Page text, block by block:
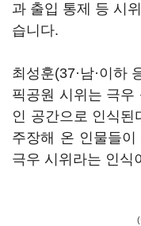
과 출입 통제 등 시
습니다.
최성훈(37·남·이하
픽공원 시위는 극우
인 공간으로 인식된
주장해 온 인물들
극우 시위라는 인식